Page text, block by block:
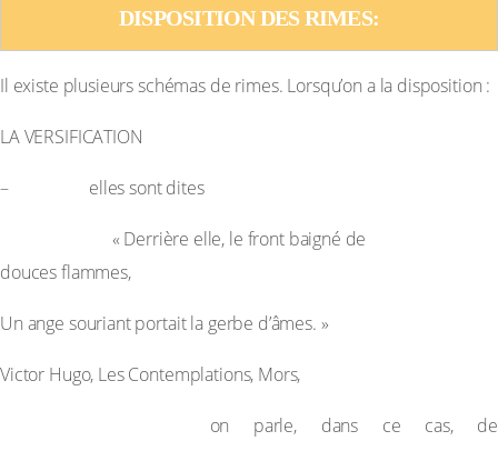
DISPOSITION DES RIMES:
Il existe plusieurs schémas de rimes. Lorsqu’on a la disposition :
LA VERSIFICATION
–A a b b : elles sont ditesplates ou suivies
« Derrière elle, le front baigné de
douces flammes,
Un ange souriant portait la gerbe d’âmes. »
Victor Hugo, Les Contemplations, Mors,
on parle, dans ce cas, de